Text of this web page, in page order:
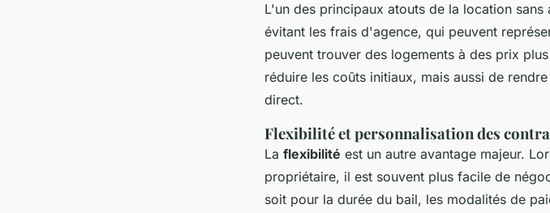
L'un des principaux atouts de la location sans
évitant les frais d'agence, qui peuvent
peuvent trouver des logements à des prix
réduire les coûts initiaux, mais aussi de
direct.
Flexibilité et personnalisation des
La flexibilité est un autre avantage majeur.
propriétaire, il est souvent plus facile de
soit pour la durée du bail, les modalités de